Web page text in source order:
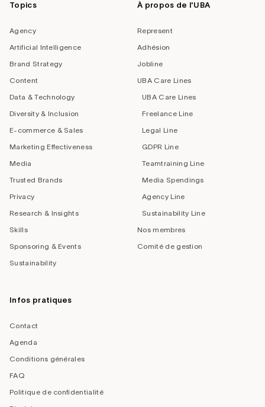
Topics
Agency
Artificial Intelligence
Brand Strategy
Content
Data & Technology
Diversity & Inclusion
E-commerce & Sales
Marketing Effectiveness
Media
Trusted Brands
Privacy
Research & Insights
Skills
Sponsoring & Events
Sustainability
À propos de l'UBA
Represent
Adhésion
Jobline
UBA Care Lines
UBA Care Lines
Freelance Line
Legal Line
GDPR Line
Teamtraining Line
Media Spendings
Agency Line
Sustainability Line
Nos membres
Comité de gestion
Infos pratiques
Contact
Agenda
Conditions générales
FAQ
Politique de confidentialité